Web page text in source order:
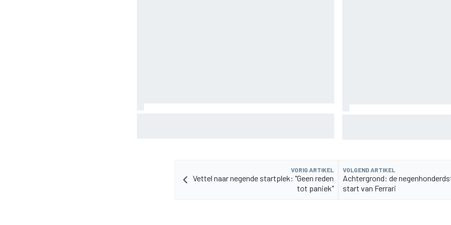
VORIG ARTIKEL
Vettel naar negende startplek: "Geen reden
tot paniek"
VOLGEND ARTIKEL
Achtergrond: de
start van Ferrari